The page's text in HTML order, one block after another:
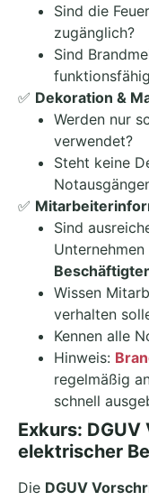
Sind die
zugänglich?
Sind
✅ Dekoration &
Werden nur
verwendet?
Steht keine
✅
Sind
Wissen
verhalten
Kennen alle
Hinweis:
regelmäßig
schnell
Exkurs:
elektrischer
Die DGUV